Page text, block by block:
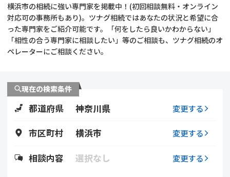
相続登記
遺留分侵害額請求
コラム
相続手続き
横浜市の相続に強い専門家を掲載中！(初回相談無料・オンライン
対応可の事務所もあり)。ツナグ相続ではあなたの状況と希望に合
った専門家をご紹介可能です。「何をしたら良いかわからない」
「相性の合う専門家に相談したい」等のご相談も、ツナグ相続のオ
ペレーターにご相談ください。
現在の検索条件
都道府県 神奈川県 変更する
市区町村 横浜市 変更する
相談内容 選択なし 変更する